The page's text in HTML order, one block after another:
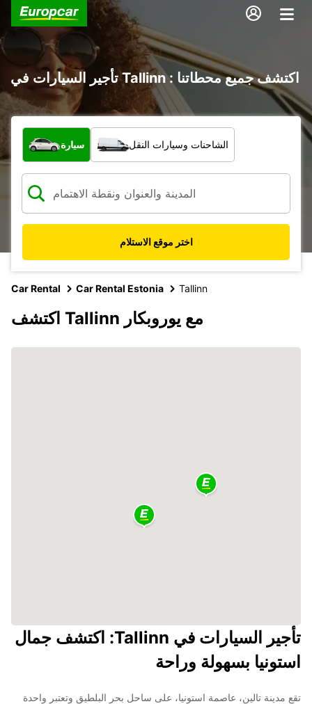
تأجير السيارات في Tallinn : اكتشف جميع محطاتنا
ما نوع المركبة؟
سيارة الشاحنات وسيارات النقل
اختر موقع الاستلام
Car Rental Car Rental Estonia Tallinn
اكتشف Tallinn مع يوروبكار
تأجير السيارات في Tallinn: اكتشف جمال
استونيا بسهولة وراحة
تقع مدينة تالين، عاصمة استونيا، على ساحل بحر البلطيق وتعتبر واحدة